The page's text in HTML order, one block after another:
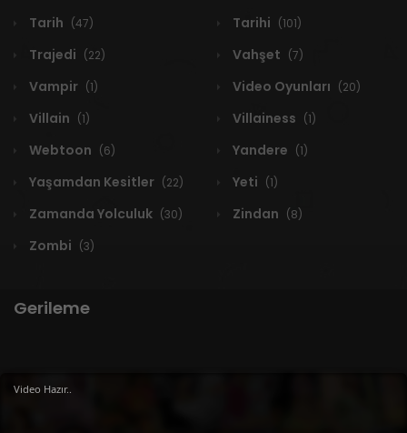
Tarih (47) Tarihi (101)
Trajedi (22) Vahşet (7)
Vampir (1) Video Oyunları (20)
Villain (1) Villainess (1)
Webtoon (6) Yandere (1)
Yaşamdan Kesitler (22) Yeti (1)
Zamanda Yolculuk (30) Zindan (8)
Zombi (3)
Gerileme
2 RESULTS
Video Hazır..